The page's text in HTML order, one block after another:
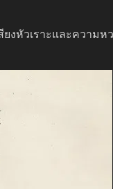
งหัวเราะและความ